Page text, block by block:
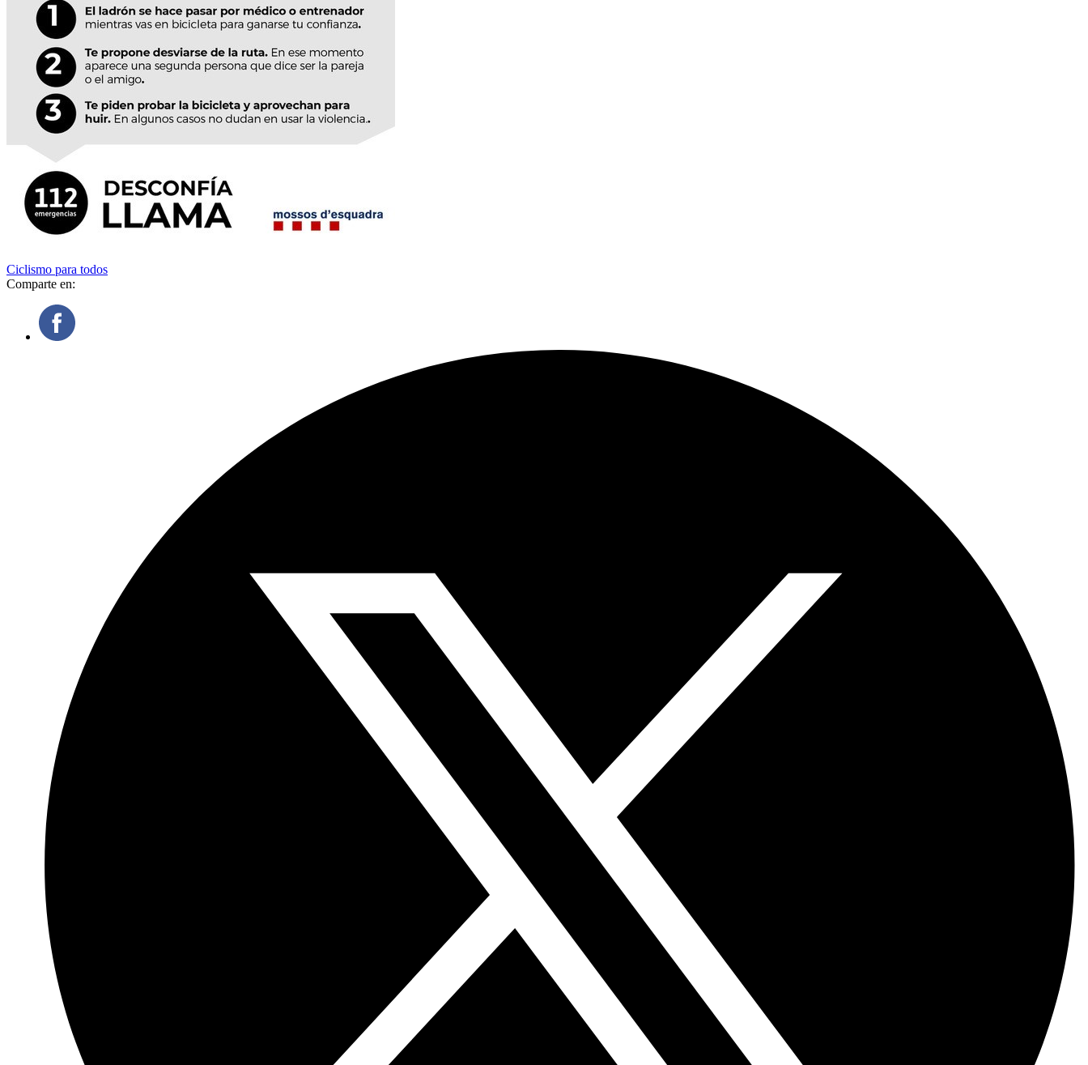
Ciclismo para todos
Comparte en: